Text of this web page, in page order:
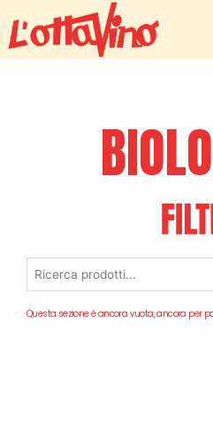
Questa sezione è ancora vuota, ancora per